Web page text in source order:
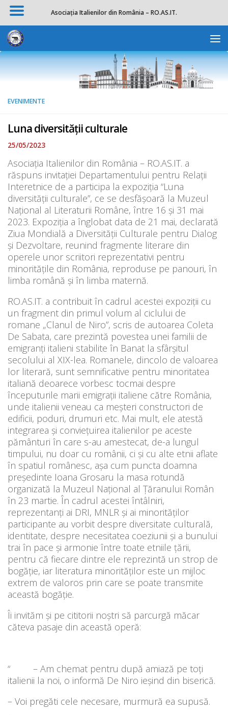
Skip to content
EVENIMENTE
Luna diversității culturale
25/05/2023
Asociația Italienilor din România – RO.AS.IT. a
răspuns invitației Departamentului pentru Relații
Interetnice de a participa la expoziția “Luna
diversității culturale”, ce se desfășoară la Muzeul
Național al Literaturii Române, între 16 și 31 mai
2023. Expoziția a înglobat data de 21 mai, declarată
Ziua Mondială a Diversității Culturale pentru Dialog
și Dezvoltare, reunind fragmente literare din
operele unor scriitori reprezentativi pentru
minoritățile din România, reproduse pe panouri, în
limba română și în limba maternă.
RO.AS.IT. a contribuit în cadrul acestei expoziții cu
un fragment din primul volum al ciclului de
romane „Clanul de Niro”, scris de autoarea Coleta
De Sabata, care prezintă povestea unei familii de
emigranți italieni stabilite în Banat la sfârşitul
secolului al XIX-lea. Romanele, dincolo de valoarea
lor literară, sunt semnificative pentru minoritatea
italiană deoarece vorbesc tocmai despre
începuturile marii emigrații italiene către România,
unde italienii veneau ca meșteri constructori de
edificii, poduri, drumuri etc. Mai mult, ele atestă
integrarea și conviețuirea italienilor pe aceste
pământuri în care s-au amestecat, de-a lungul
timpului, nu doar cu românii, ci și cu alte etnii aflate
în spatiul românesc, așa cum puncta doamna
președinte Ioana Grosaru la masa rotundă
organizată la Muzeul Național al Ţăranului Român
în 23 martie. În cadrul acestei întâlniri,
reprezentanți ai DRI, MNLR și ai minorităților
participante au vorbit despre diversitate culturală,
identitate, despre necesitatea coeziunii și a bunului
trai în pace și armonie între toate etniile țării,
pentru că fiecare dintre ele reprezintă un strop de
bogăție, iar literatura minorităților este un mijloc
extrem de valoros prin care se poate transmite
această bogăție.
Îi invităm și pe cititorii noștri să parcurgă măcar
căteva pasaje din această operă:
“ – Am chemat pentru după amiază pe toți
italienii la noi, o informă De Niro ieșind din biserică.
– Voi pregăti cele necesare, murmură ea supusă.
Asociația Italienilor din România – RO.AS.IT.